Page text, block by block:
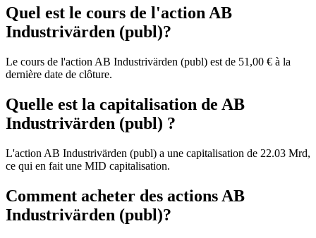
Quel est le cours de l'action AB
Industrivärden (publ)?
Le cours de l'action AB Industrivärden (publ) est de 51,00 € à la
dernière date de clôture.
Quelle est la capitalisation de AB
Industrivärden (publ) ?
L'action AB Industrivärden (publ) a une capitalisation de 22.03 Mrd,
ce qui en fait une MID capitalisation.
Comment acheter des actions AB
Industrivärden (publ)?